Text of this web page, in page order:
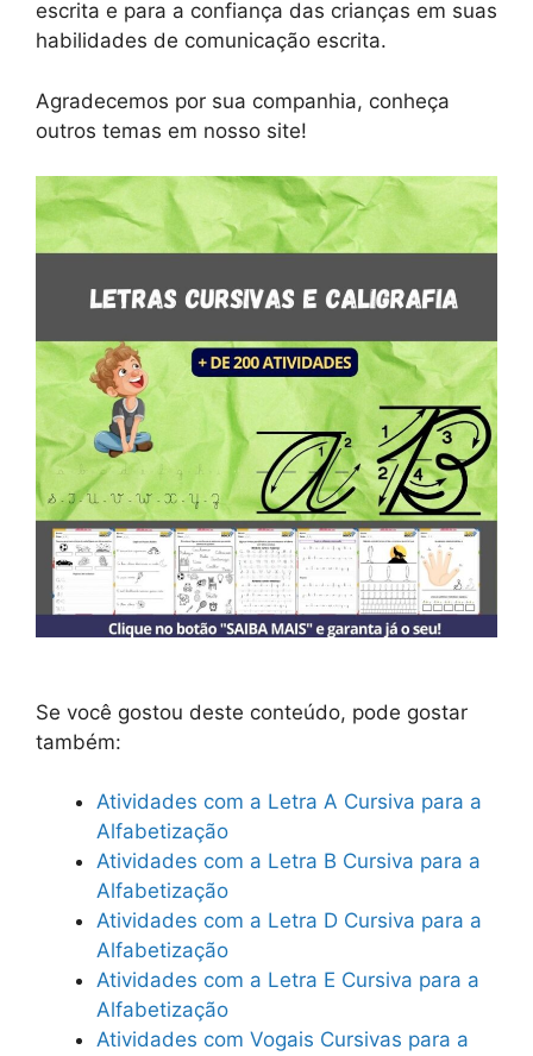
escrita e para a confiança das crianças em suas
habilidades de comunicação escrita.
Agradecemos por sua companhia, conheça
outros temas em nosso site!
Se você gostou deste conteúdo, pode gostar
também:
Atividades com a Letra A Cursiva para a
Alfabetização
Atividades com a Letra B Cursiva para a
Alfabetização
Atividades com a Letra D Cursiva para a
Alfabetização
Atividades com a Letra E Cursiva para a
Alfabetização
Atividades com Vogais Cursivas para a